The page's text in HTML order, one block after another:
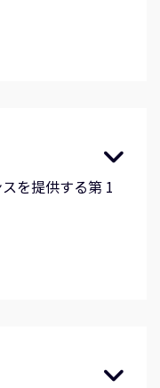
を提供する第 1